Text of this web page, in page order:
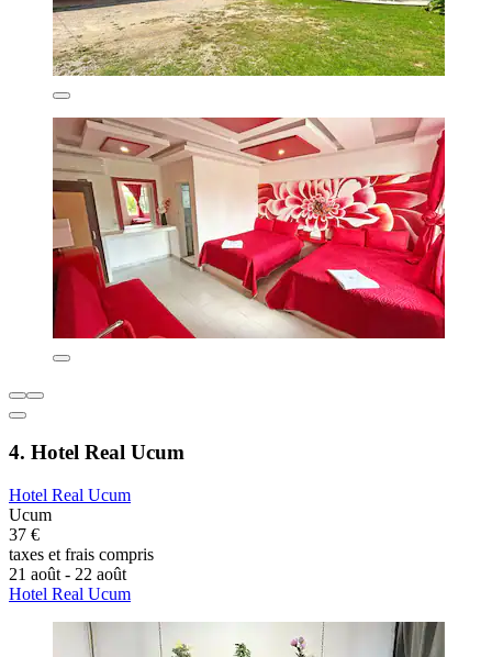
4. Hotel Real Ucum
Hotel Real Ucum
Ucum
37 €
taxes et frais compris
21 août - 22 août
Hotel Real Ucum